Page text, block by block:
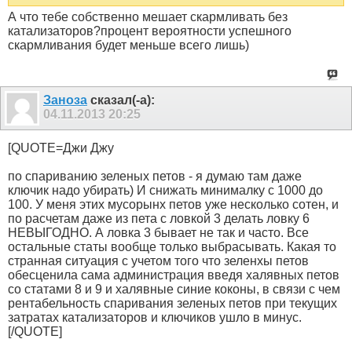
А что тебе собственно мешает скармливать без
катализаторов?процент вероятности успешного
скармливания будет меньше всего лишь)
Заноза сказал(-а):
04.11.2013 20:25
[QUOTE=Джи Джу
по спариванию зеленых петов - я думаю там даже
ключик надо убирать) И снижать минималку с 1000 до
100. У меня этих мусорынх петов уже несколько сотен, и
по расчетам даже из пета с ловкой 3 делать ловку 6
НЕВЫГОДНО. А ловка 3 бывает не так и часто. Все
остальные статы вообще только выбрасывать. Какая то
странная ситуация с учетом того что зеленхы петов
обесценила сама администрация введя халявных петов
со статами 8 и 9 и халявные синие коконы, в связи с чем
рентабельность спаривания зеленых петов при текущих
затратах катализаторов и ключиков ушло в минус.
[/QUOTE]